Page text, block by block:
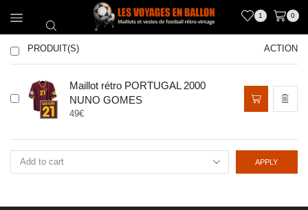
1 0
PRODUIT(S) ACTION
Maillot rétro PORTUGAL 2000
NUNO GOMES
49€
produit
variations.
Les
optionsAPPLY